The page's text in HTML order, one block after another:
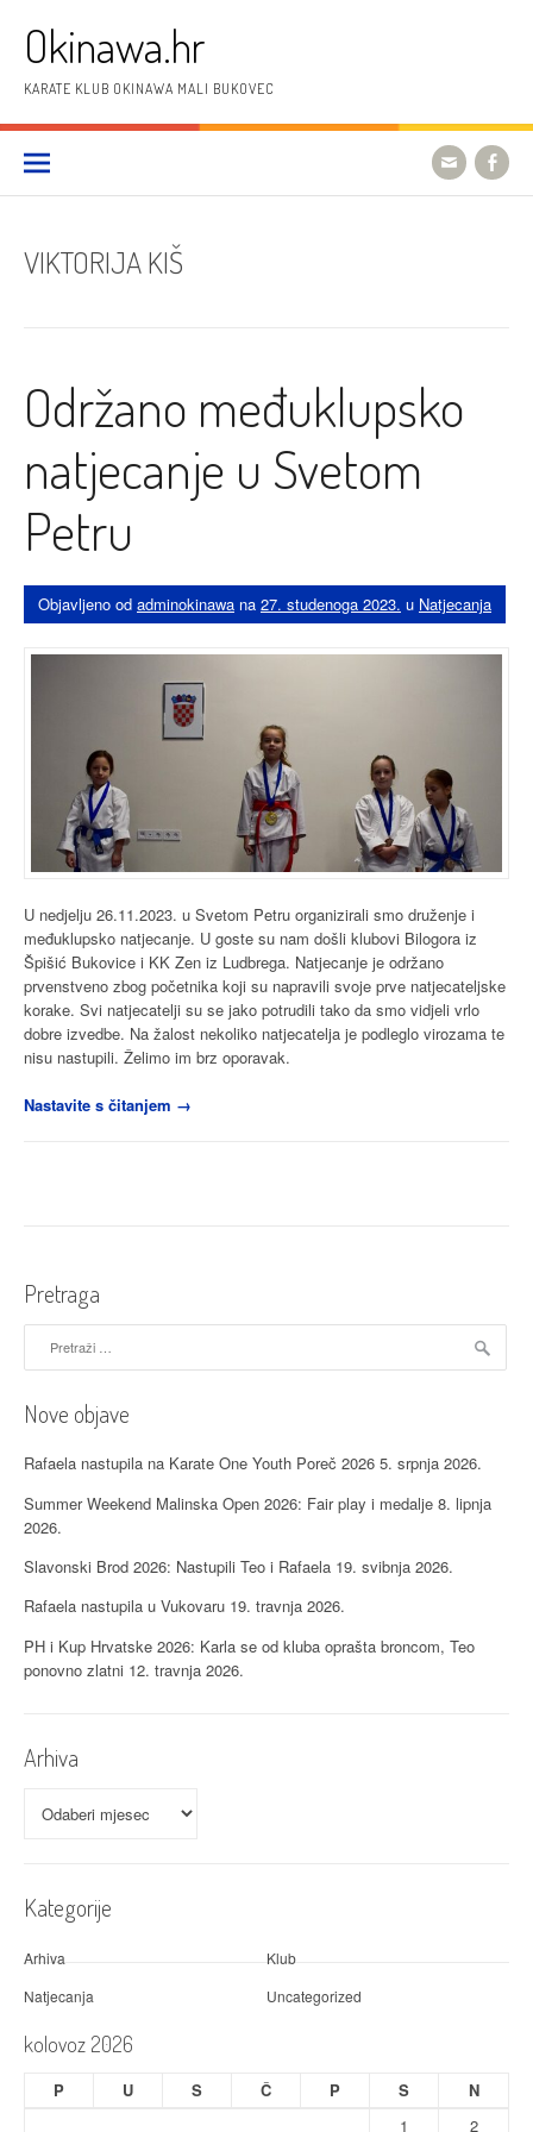
sadržajOkinawa.hr
KARATE KLUB OKINAWA MALI BUKOVEC
VIKTORIJA KIŠ
Održano međuklupsko
natjecanje u Svetom
Petru
Objavljeno od adminokinawa na 27. studenoga 2023. u Natjecanja
U nedjelju 26.11.2023. u Svetom Petru organizirali smo druženje i
međuklupsko natjecanje. U goste su nam došli klubovi Bilogora iz
Špišić Bukovice i KK Zen iz Ludbrega. Natjecanje je održano
prvenstveno zbog početnika koji su napravili svoje prve natjecateljske
korake. Svi natjecatelji su se jako potrudili tako da smo vidjeli vrlo
dobre izvedbe. Na žalost nekoliko natjecatelja je podleglo virozama te
nisu nastupili. Želimo im brz oporavak.
Nastavite s čitanjem “Održano
→
Pretraga
Nove objave
Rafaela nastupila na Karate One Youth Poreč 2026 5. srpnja 2026.
Summer Weekend Malinska Open 2026: Fair play i medalje 8. lipnja
2026.
Slavonski Brod 2026: Nastupili Teo i Rafaela 19. svibnja 2026.
Rafaela nastupila u Vukovaru 19. travnja 2026.
PH i Kup Hrvatske 2026: Karla se od kluba oprašta broncom, Teo
ponovno zlatni 12. travnja 2026.
Arhiva
Kategorije
Arhiva
Klub
Natjecanja
Uncategorized
kolovoz 2026
P U S Č P S
N
1
2